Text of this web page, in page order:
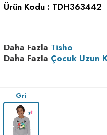
Ürün Kodu : TDH363442
Daha Fazla Tisho
Daha Fazla Çocuk Uzun
Gri